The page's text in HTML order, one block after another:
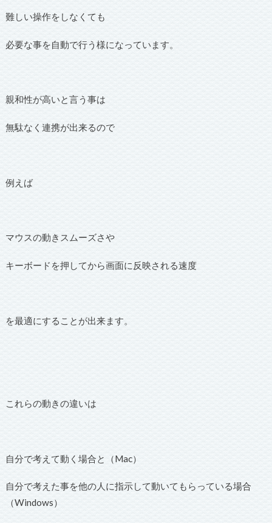
難しい操作をしなくても
必要な事を自動で行う様になっています。
親和性が高いと言う事は
無駄なく連携が出来るので
例えば
マウスの動きスムーズさや
キーボードを押してから画面に反映される速度
を最適にすることが出来ます。
これらの動きの違いは
自分で考えて動く場合と（Mac）
自分で考えた事を他の人に指示して動いてもらっている場合
（Windows）